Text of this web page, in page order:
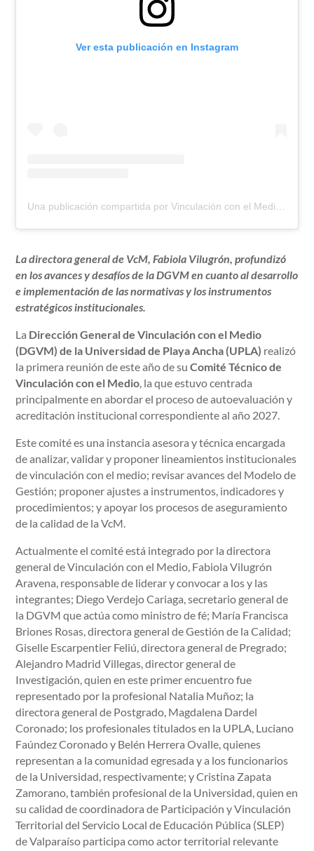
Ver esta publicación en Instagram
La directora general de VcM, Fabiola Vilugrón, profundizó
en los avances y desafíos de la DGVM en cuanto al desarrollo
e implementación de las normativas y los instrumentos
estratégicos institucionales.
La Dirección General de Vinculación con el Medio
(DGVM) de la Universidad de Playa Ancha (UPLA) realizó
la primera reunión de este año de suComité Técnico de
Vinculación con el Medio , la que estuvo centrada
principalmente en abordar el proceso de autoevaluación y
acreditación institucional correspondiente al año 2027.
Este comité es una instancia asesora y técnica encargada
de analizar, validar y proponer lineamientos institucionales
de vinculación con el medio; revisar avances del Modelo de
Gestión; proponer ajustes a instrumentos, indicadores y
procedimientos; y apoyar los procesos de aseguramiento
de la calidad de la VcM.
Actualmente el comité está integrado por la directora
general de Vinculación con el Medio, Fabiola Vilugrón
Aravena, responsable de liderar y convocar a los y las
integrantes; Diego Verdejo Cariaga, secretario general de
la DGVM que actúa como ministro de fé; María Francisca
Briones Rosas, directora general de Gestión de la Calidad;
Giselle Escarpentier Feliú, directora general de Pregrado;
Alejandro Madrid Villegas, director general de
Investigación, quien en este primer encuentro fue
representado por la profesional Natalia Muñoz; la
directora general de Postgrado, Magdalena Dardel
Coronado; los profesionales titulados en la UPLA, Luciano
Faúndez Coronado y Belén Herrera Ovalle, quienes
representan a la comunidad egresada y a los funcionarios
de la Universidad, respectivamente; y Cristina Zapata
Zamorano, también profesional de la Universidad, quien en
su calidad de coordinadora de Participación y Vinculación
Territorial del Servicio Local de Educación Pública (SLEP)
de Valparaíso participa como actor territorial relevante